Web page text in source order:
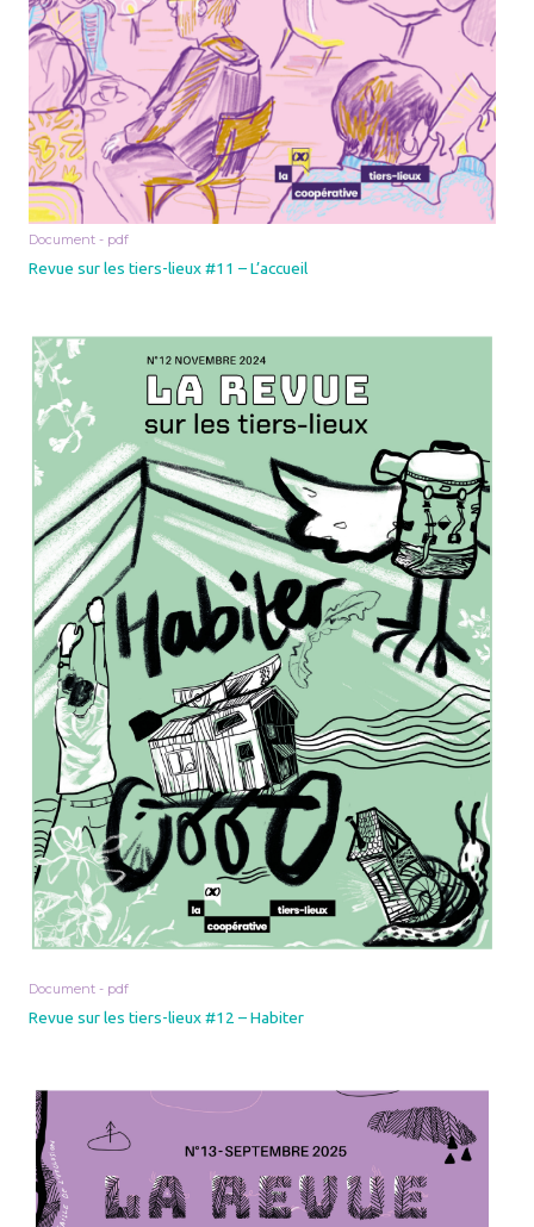
Document - pdf
Revue sur les tiers-lieux #11 – L’accueil
Document - pdf
Revue sur les tiers-lieux #12 – Habiter